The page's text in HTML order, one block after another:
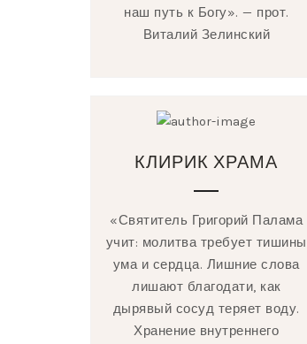
наш путь к Богу». — прот.
Виталий Зелинский
КЛИРИК ХРАМА
«Святитель Григорий Палама
учит: молитва требует тишины
ума и сердца. Лишние слова
лишают благодати, как
дырявый сосуд теряет воду.
Хранение внутреннего